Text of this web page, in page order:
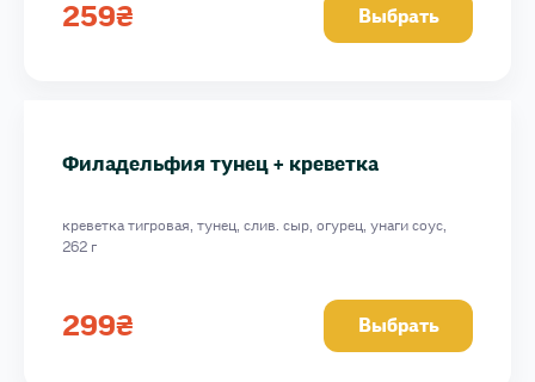
259₴ Выбрать
Филадельфия тунец + креветка
креветка тигровая, тунец, слив. сыр, огурец, унаги соус,
262 г
299₴ Выбрать